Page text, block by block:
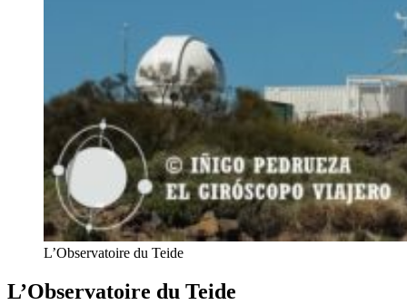
L’Observatoire du Teide
L’Observatoire du Teide